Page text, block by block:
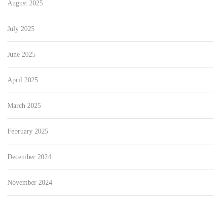
August 2025
July 2025
June 2025
April 2025
March 2025
February 2025
December 2024
November 2024